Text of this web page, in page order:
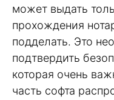
может выдать
прохождения
подделать. Это
подтвердить
которая очень
часть софта